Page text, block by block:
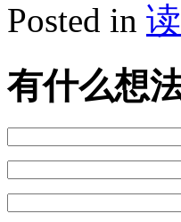
Posted in
有什么想